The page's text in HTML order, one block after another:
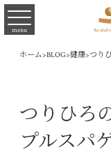
menu
ホーム>BLOG>健康>つり
つりひろ
プルスパ